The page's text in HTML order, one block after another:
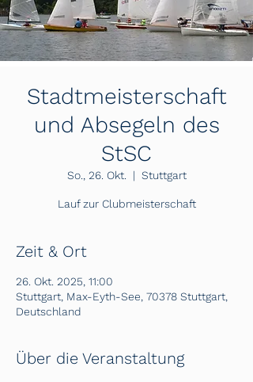
Stadtmeisterschaft
und Absegeln des
StSC
So., 26. Okt.
  |
Stuttgart
Lauf zur Clubmeisterschaft
Zeit & Ort
26. Okt. 2025, 11:00
Stuttgart, Max-Eyth-See, 70378 Stuttgart,
Deutschland
Über die Veranstaltung